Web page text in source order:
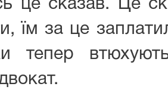
це сказав. Це
їм за це
тепер